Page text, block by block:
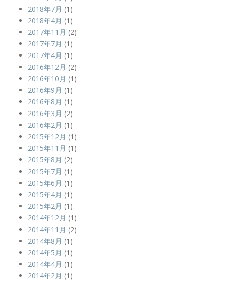
2018年7月 (1)
2018年4月 (1)
2017年11月 (2)
2017年7月 (1)
2017年4月 (1)
2016年12月 (2)
2016年10月 (1)
2016年9月 (1)
2016年8月 (1)
2016年3月 (2)
2016年2月 (1)
2015年12月 (1)
2015年11月 (1)
2015年8月 (2)
2015年7月 (1)
2015年6月 (1)
2015年4月 (1)
2015年2月 (1)
2014年12月 (1)
2014年11月 (2)
2014年8月 (1)
2014年5月 (1)
2014年4月 (1)
2014年2月 (1)